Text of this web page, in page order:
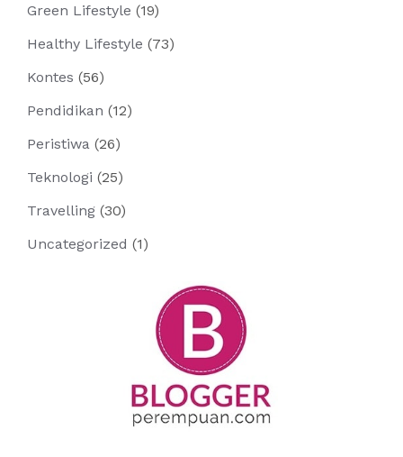
Green Lifestyle (19)
Healthy Lifestyle (73)
Kontes (56)
Pendidikan (12)
Peristiwa (26)
Teknologi (25)
Travelling (30)
Uncategorized (1)